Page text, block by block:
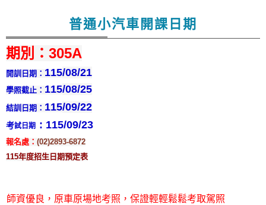
普通小汽車開課日期
期別：305A
開訓日期： 115/08/21
學照截止： 115/08/25
結訓日期： 115/09/22
考試日期 : 115/09/23
報名處： (02)2893-6872
115年度招生日期預定表
師資優良，原車原場地考照，保證輕輕鬆鬆考取駕照